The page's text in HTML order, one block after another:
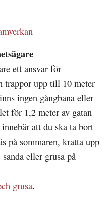
ett ansvar för
trappor upp till 10 meter
ingen gångbana eller
för 1,2 meter av gatan
att du ska ta bort
på sommaren, kratta upp
eller grusa på
grusa.